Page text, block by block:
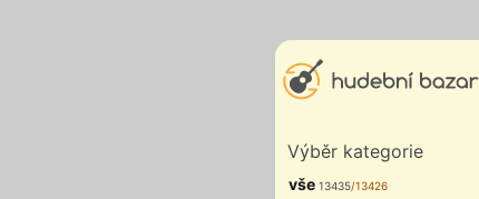
Výběr kategorie
vše 13435/13426